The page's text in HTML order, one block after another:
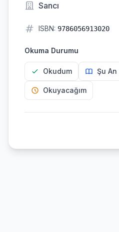
Sancı
ISBN: 9786056913020
Okuma Durumu
Okudum Şu
Okuyacağım